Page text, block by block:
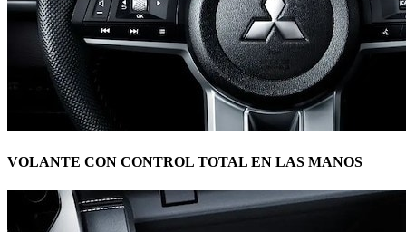
VOLANTE CON CONTROL TOTAL EN LAS MANOS